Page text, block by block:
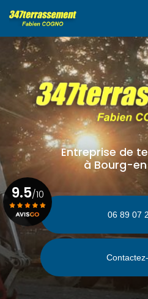
au
contenu
principal
Entreprise de
à Bourg-
06 89 07
9.5/10
Voir le certificat